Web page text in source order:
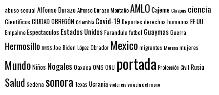
abuso sexual Alfonso DurazoAlfonso Durazo MontañoAMLO CajemeChiapas ciencia
Científicos CIUDAD OBREGÓNColombia Covid-19 Deportes derechos humanos EE.UU.
EmpalmeEspectaculos Estados UnidosFarandula futbol GuaymasGuerra
Hermosillo IMSS Joe Biden López Obrador Mexicomigrantes Morenamujeres
MundoNiños Nogales Oaxaca OMS ONU portada Protección Civil Rusia
Salud Sedena sonora Texas Ucraniaviolenciaviruela del mono